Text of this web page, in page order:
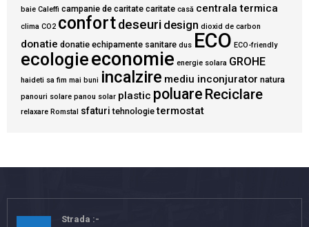
baie Caleffi campanie de caritate caritate casă centrala termica
clima CO2 confortdeseuri design dioxid de carbon
donatie donatie echipamente sanitare dus ECO ECO-friendly
ecologieeconomie energie solara GROHE
haideti sa fim mai buni incalzire mediu inconjurator natura
panouri solare panou solar plastic poluare Reciclare
relaxare Romstal sfaturi tehnologie termostat
Strada